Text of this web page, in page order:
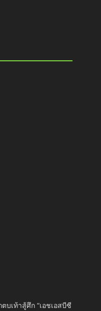
บเท้าสู้ศึก “เอชเอสบีซี